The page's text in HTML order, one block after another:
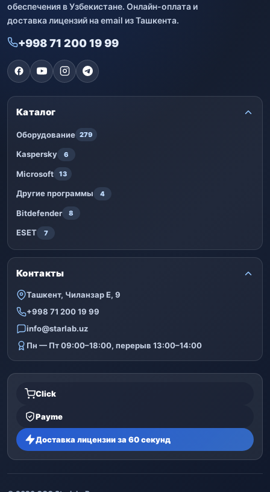
обеспечения в Узбекистане. Онлайн-оплата и
доставка лицензий на email из Ташкента.
+998 71 200 19 99
Каталог
Оборудование 279
Kaspersky 6
Microsoft 13
Другие программы 4
Bitdefender 8
ESET 7
Контакты
Ташкент, Чиланзар Е, 9
+998 71 200 19 99
info@starlab.uz
Пн — Пт 09:00–18:00, перерыв 13:00–14:00
Click
Payme
Доставка лицензии за 60 секунд